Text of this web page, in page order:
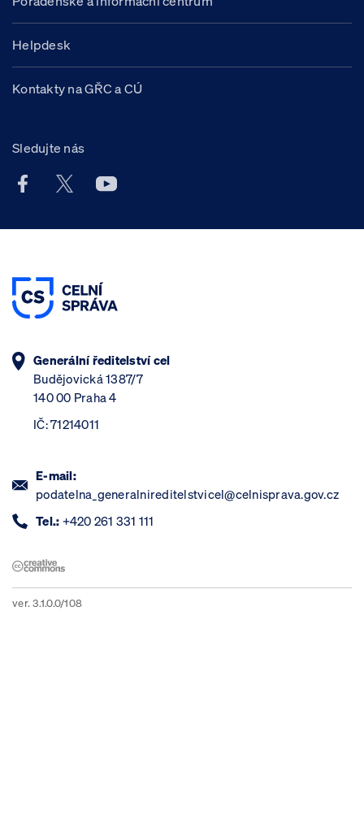
Helpdesk
Kontakty na GŘC a CÚ
Sledujte nás
Facebook účet Celní správy ČR
X účet Celní správy ČR
Youtube účet Celní správy ČR
Generální ředitelství cel
Budějovická 1387/7
140 00 Praha 4
IČ: 71214011
E-mail:
podatelna_generalnireditelstvicel@celnisprava.gov.cz
Tel.: +420 261 331 111
ver. 3.1.0.0/108